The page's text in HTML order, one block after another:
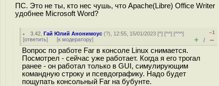
ПС. Это не ты, кто нес чушь, что Apache(Libre) Office Writer
удобнее Microsoft Word?
3.42 ,Гай Юлий Анонимоус (?), 12:55, 15/01/2023 [^] [^^] [^^^]
[ответить] [к модератору]
–1
+ / –
Вопрос по работе Far в консоле Linux снимается.
Посмотрел - сейчас уже работает. Когда я его трогал
ранее - он работал только в GUI, симулирующим
командную строку и псевдографику. Надо будет
пощупать консольный Far на бубунте.